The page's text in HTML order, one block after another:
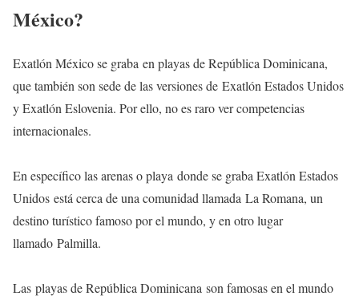
México?
Exatlón México se graba en playas de República Dominicana,
que también son sede de las versiones de Exatlón Estados Unidos
y Exatlón Eslovenia. Por ello, no es raro ver competencias
internacionales.
En específico las arenas o playa donde se graba Exatlón Estados
Unidos está cerca de una comunidad llamada La Romana, un
destino turístico famoso por el mundo, y en otro lugar
llamado Palmilla.
Las playas de República Dominicana son famosas en el mundo